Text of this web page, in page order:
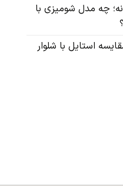
چه مدل شومیزی با
استایل با شلوار